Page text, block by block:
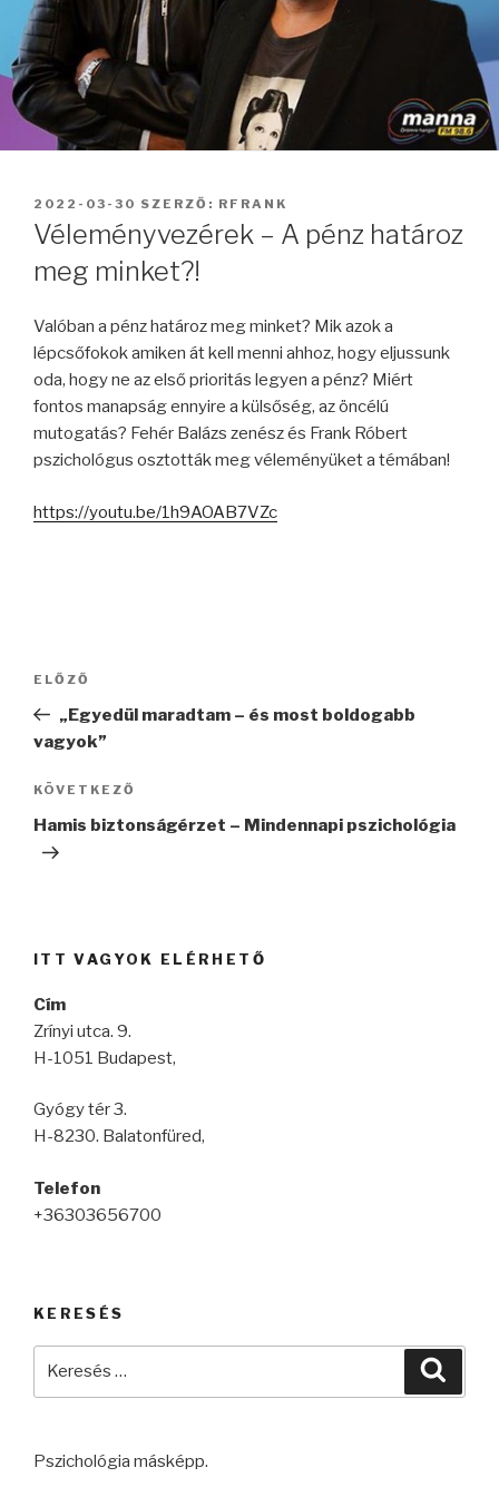
BEKÜLDVE:
2022-03-30 SZERZŐ: RFRANK
Véleményvezérek – A pénz határoz
meg minket?!
Valóban a pénz határoz meg minket? Mik azok a
lépcsőfokok amiken át kell menni ahhoz, hogy eljussunk
oda, hogy ne az első prioritás legyen a pénz? Miért
fontos manapság ennyire a külsőség, az öncélú
mutogatás? Fehér Balázs zenész és Frank Róbert
pszichológus osztották meg véleményüket a témában!
https://youtu.be/1h9AOAB7VZc
Bejegyzés
Korábbi
bejegyzés
ELŐZŐ
„Egyedül maradtam – és most boldogabb
vagyok”
Következő
bejegyzés
KÖVETKEZŐ
Hamis biztonságérzet – Mindennapi pszichológia
ITT VAGYOK ELÉRHETŐ
Cím
Zrínyi utca. 9.
H-1051 Budapest,
Gyógy tér 3.
H-8230. Balatonfüred,
Telefon
+36303656700
KERESÉS
Pszichológia másképp.